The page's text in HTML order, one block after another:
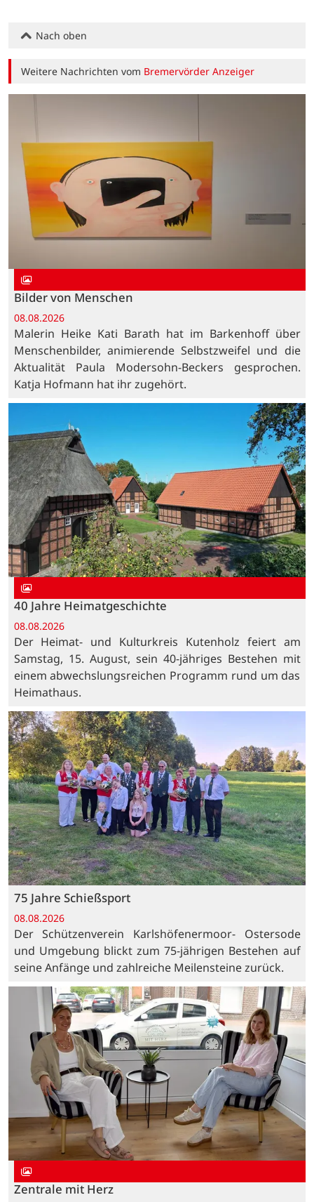
Nach oben
Weitere Nachrichten vom Bremervörder Anzeiger
Bilder von Menschen
08.08.2026
Malerin Heike Kati Barath hat im Barkenhoff über
Menschenbilder, animierende Selbstzweifel und die
Aktualität Paula Modersohn-Beckers gesprochen.
Katja Hofmann hat ihr zugehört.
40 Jahre Heimatgeschichte
08.08.2026
Der Heimat- und Kulturkreis Kutenholz feiert am
Samstag, 15. August, sein 40-jähriges Bestehen mit
einem abwechslungsreichen Programm rund um das
Heimathaus.
75 Jahre Schießsport
08.08.2026
Der Schützenverein Karlshöfenermoor- Ostersode
und Umgebung blickt zum 75-jährigen Bestehen auf
seine Anfänge und zahlreiche Meilensteine zurück.
Zentrale mit Herz